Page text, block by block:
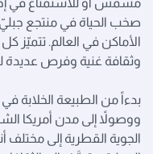
مشمس أو للاستمتاع في
صخب الحياة في منتجع
الأماكن في العالم. تتميّز
وثقافة غنية وفرص عديدة
بدءاً من الطبيعة الخلابة في
ووصولاً إلى مدن أمريكا
الجوية القطرية إلى مختلف